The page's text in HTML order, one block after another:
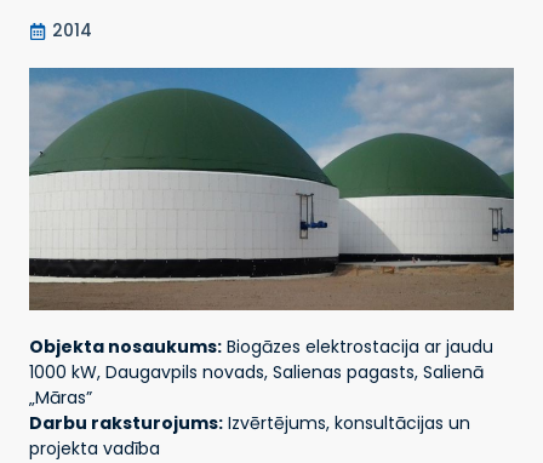
2014
Objekta nosaukums: Biogāzes elektrostacija ar jaudu
1000 kW, Daugavpils novads, Salienas pagasts, Salienā
„Māras”
Darbu raksturojums: Izvērtējums, konsultācijas un
projekta vadība